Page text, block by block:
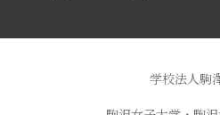
学校法人駒